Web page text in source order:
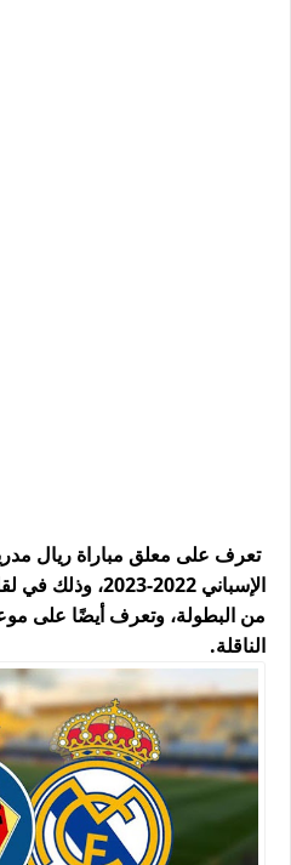
تعرف على معلق مباراة ريال
الإسباني 2022-
من البطولة، وتعرف أيضًا على
الناقلة.